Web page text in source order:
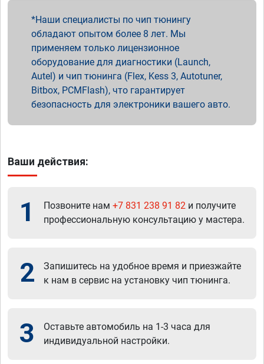
Наши специалисты по чип тюнингу
обладают опытом более 8 лет. Мы
применяем только лицензионное
оборудование для диагностики (Launch,
Autel) и чип тюнинга (Flex, Kess 3, Autotuner,
Bitbox, PCMFlash), что гарантирует
безопасность для электроники вашего авто.
Ваши действия:
1 Позвоните нам +7 831 238 91 82 и получите
профессиональную консультацию у мастера.
2
Запишитесь на удобное время и приезжайте
к нам в сервис на установку чип тюнинга.
3
Оставьте автомобиль на 1-3 часа для
индивидуальной настройки.